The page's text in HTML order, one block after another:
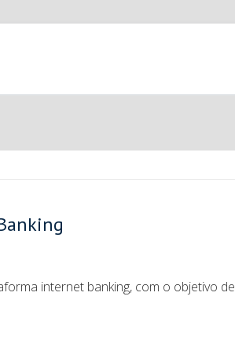
internet banking, com o objetivo de